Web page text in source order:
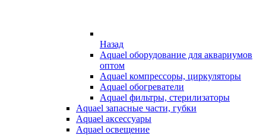
Назад
Aquael оборудование для аквариумов
оптом
Aquael компрессоры, циркуляторы
Aquael обогреватели
Aquael фильтры, стерилизаторы
Aquael запасные части, губки
Aquael аксессуары
Aquael освещение